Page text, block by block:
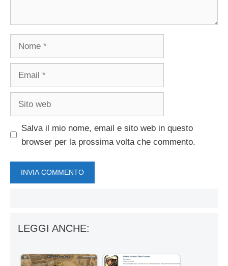
Nome
Email
Sito
Salva il mio nome, email e sito web in questo
browser per la prossima volta che commento.
LEGGI ANCHE: